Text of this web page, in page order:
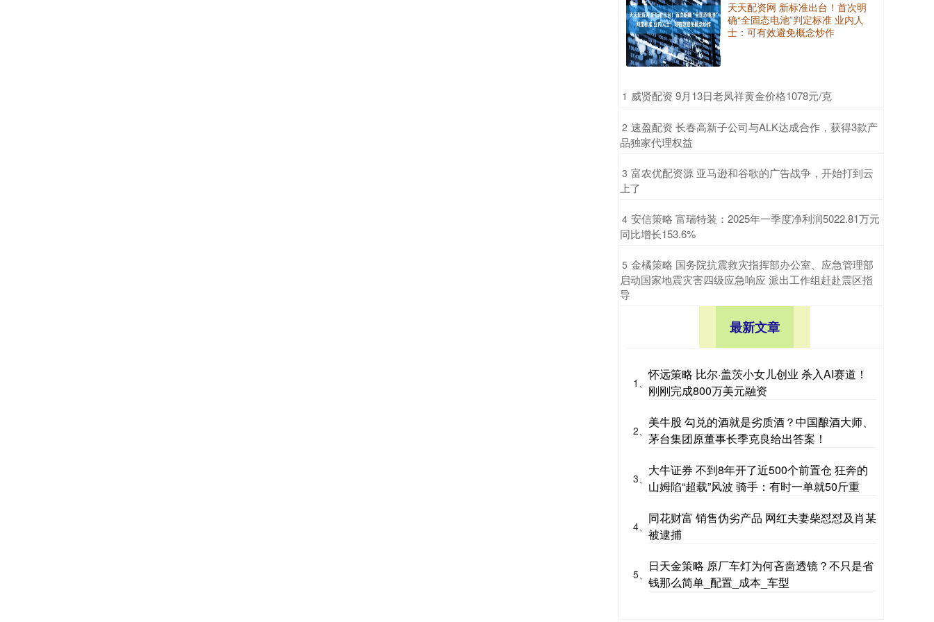
天天配资网 新标准出台！首次明
确“全固态电池”判定标准 业内人
士：可有效避免概念炒作
1 ​威贤配资 9月13日老凤祥黄金价格1078元/克
2 ​速盈配资 长春高新子公司与ALK达成合作，获得3款产
品独家代理权益
3 ​富农优配资源 亚马逊和谷歌的广告战争，开始打到云
上了
4 ​安信策略 富瑞特装：2025年一季度净利润5022.81万元
同比增长153.6%
5 ​金橘策略 国务院抗震救灾指挥部办公室、应急管理部
启动国家地震灾害四级应急响应 派出工作组赶赴震区指
导
最新文章
1、
怀远策略 比尔·盖茨小女儿创业 杀入AI赛道！
刚刚完成800万美元融资
2、
美牛股 勾兑的酒就是劣质酒？中国酿酒大师、
茅台集团原董事长季克良给出答案！
3、
大牛证券 不到8年开了近500个前置仓 狂奔的
山姆陷“超载”风波 骑手：有时一单就50斤重
4、
同花财富 销售伪劣产品 网红夫妻柴怼怼及肖某
被逮捕
5、
日天金策略 原厂车灯为何吝啬透镜？不只是省
钱那么简单_配置_成本_车型